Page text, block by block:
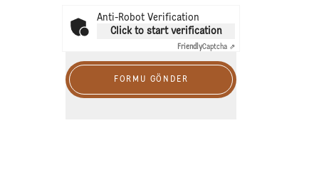
Anti-Robot Verification
Click to start verification
FriendlyCaptcha ⇗
FORMU GÖNDER